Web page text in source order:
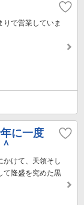
りで営業していま
に一度
かけて、天領そし
て隆盛を究めた黒